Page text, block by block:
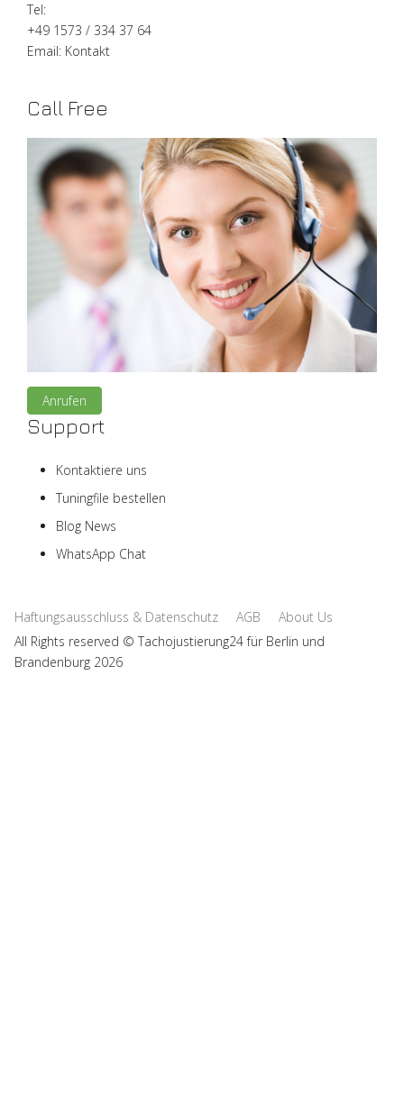
Tel:
+49 1573 / 334 37 64
Email: Kontakt
Call Free
Anrufen
Support
Kontaktiere uns
Tuningfile bestellen
Blog News
WhatsApp Chat
Haftungsausschluss & Datenschutz AGB
About Us
All Rights reserved © Tachojustierung24 für Berlin und
Brandenburg 2026